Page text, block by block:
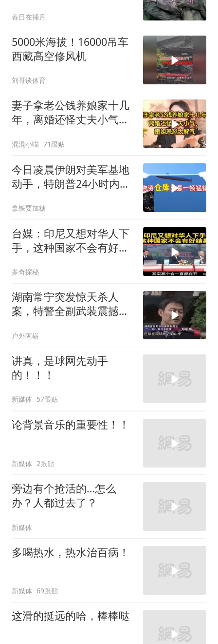
春日在捕月
5000米海拔！16000吊车
西藏高空修风机
刘哥谈体育
妻子拿老公钱养娘家十几
年，离婚还怪丈夫小气，
混混小喵 71跟贴
今日凌晨伊朗对美军基地
动手，特朗普24小时内服
拿铁要加糖
台媒：印尼又想对华人下
手，这种国家不会有好结
多奇探秘
湖南常宁突发惊天杀人
案，特警全副武装震撼全
户外阿崭
讲真，是球网先动手
的！！！
新媒体 57跟贴
论背景音乐的重要性！！
新媒体 2跟贴
旁边有个抢活的…怎么
办？人都过去了？
新媒体
多喝热水，热水治百病！
新媒体 69跟贴
这滑的挺远的哈，棒棒哒